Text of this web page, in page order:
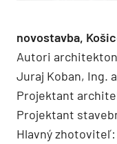
novostavba,
Autori
Juraj Koban, Ing.
Projektant
Projektant
Hlavný zhotoviteľ: